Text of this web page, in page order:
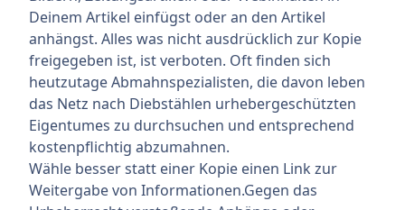
Deinem Artikel einfügst oder an den Artikel
anhängst. Alles was nicht ausdrücklich zur Kopie
freigegeben ist, ist verboten. Oft finden sich
heutzutage Abmahnspezialisten, die davon leben
das Netz nach Diebstählen urhebergeschützten
Eigentumes zu durchsuchen und entsprechend
kostenpflichtig abzumahnen.
Wähle besser statt einer Kopie einen Link zur
Weitergabe von Informationen.Gegen das